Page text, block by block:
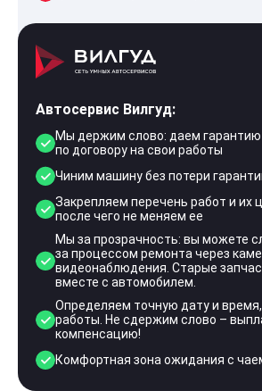
Автосервис Вилгуд:
Мы держим слово: даем гарантию
по договору на свои работы
Чиним машину без потери
Закрепляем перечень работ и их
после чего не меняем ее
Мы за прозрачность: вы можете
за процессом ремонта через
видеонаблюдения. Старые
вместе с автомобилем.
Определяем точную дату и
работы. Не сдержим слово –
компенсацию!
Комфортная зона ожидания с